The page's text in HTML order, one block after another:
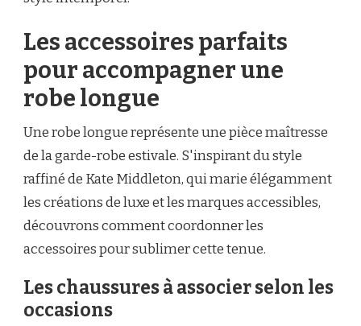
Les accessoires parfaits
pour accompagner une
robe longue
Une robe longue représente une pièce maîtresse
de la garde-robe estivale. S'inspirant du style
raffiné de Kate Middleton, qui marie élégamment
les créations de luxe et les marques accessibles,
découvrons comment coordonner les
accessoires pour sublimer cette tenue.
Les chaussures à associer selon les
occasions